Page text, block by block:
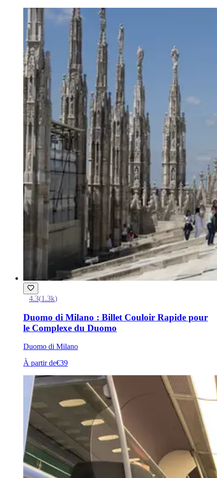
4.3(1.3k)
Duomo di Milano : Billet Couloir Rapide pour
le Complexe du Duomo
Duomo di Milano
À partir de€39